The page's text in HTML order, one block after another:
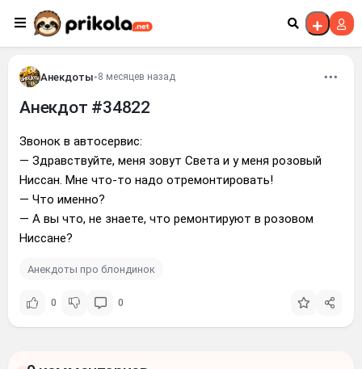
Перейти к контенту
Анекдоты•8 месяцев назад
Анекдот #34822
Звонок в автосервис:
— Здравствуйте, меня зовут Света и у меня розовый
Ниссан. Мне что-то надо отремонтировать!
— Что именно?
— А вы что, не знаете, что ремонтируют в розовом
Ниссане?
Анекдоты про блондинок
0 0